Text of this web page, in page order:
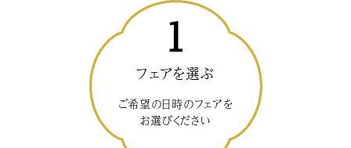
1
フェアを選ぶ
ご希望の日時のフェアを
お選びください